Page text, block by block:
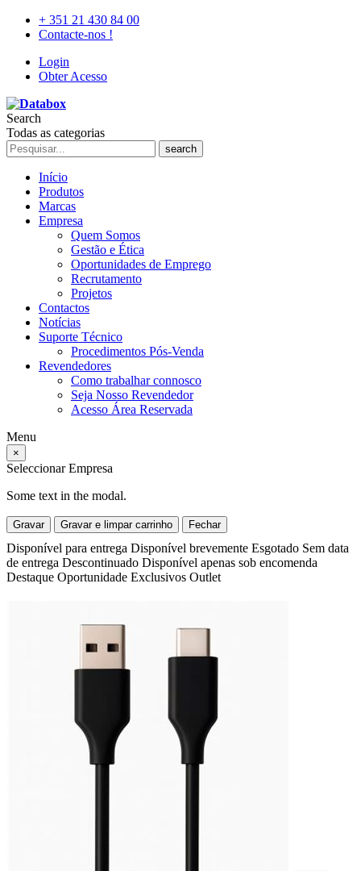
+ 351 21 430 84 00
Contacte-nos !
Login
Obter Acesso
Search
Todas as categorias
search
Início
Produtos
Marcas
Empresa
Quem Somos
Gestão e Ética
Oportunidades de Emprego
Recrutamento
Projetos
Contactos
Notícias
Suporte Técnico
Procedimentos Pós-Venda
Revendedores
Como trabalhar connosco
Seja Nosso Revendedor
Acesso Área Reservada
Menu
×
Seleccionar Empresa
Some text in the modal.
Gravar Gravar e limpar carrinho Fechar
Disponível para entrega Disponível brevemente Esgotado Sem data
de entrega Descontinuado Disponível apenas sob encomenda
Destaque Oportunidade Exclusivos Outlet